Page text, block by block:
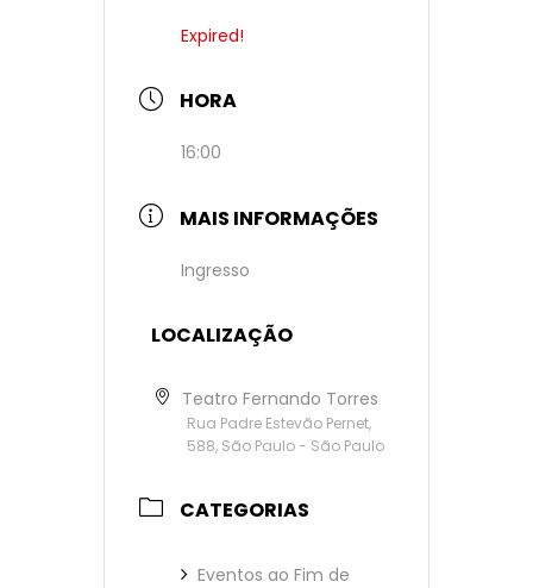
Expired!
HORA
16:00
MAIS INFORMAÇÕES
Ingresso
LOCALIZAÇÃO
Teatro Fernando Torres
Rua Padre Estevão Pernet,
588, São Paulo - São Paulo
CATEGORIAS
Eventos ao Fim de